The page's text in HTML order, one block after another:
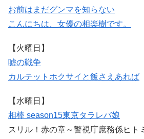
お前はまだグンマを知らない
こんにちは、女優の相楽樹です。
【火曜日】
嘘の戦争
カルテット ホクサイと飯さえあれば
【水曜日】
相棒 season15東京タラレバ娘
スリル！赤の章～警視庁庶務係ヒト